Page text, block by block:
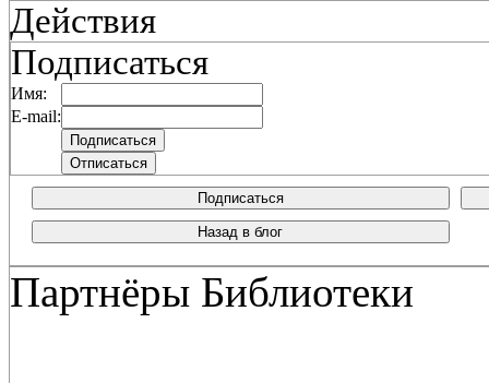
Действия
Подписаться
Имя:
E-mail:
Подписаться
Назад в блог
Партнёры Библиотеки